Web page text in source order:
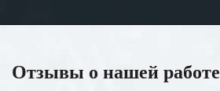
Отзывы о нашей работе